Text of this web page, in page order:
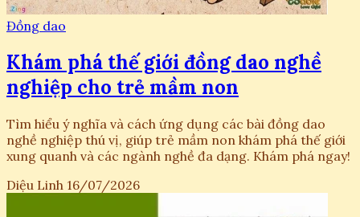
Đồng dao
Khám phá thế giới đồng dao nghề
nghiệp cho trẻ mầm non
Tìm hiểu ý nghĩa và cách ứng dụng các bài đồng dao
nghề nghiệp thú vị, giúp trẻ mầm non khám phá thế giới
xung quanh và các ngành nghề đa dạng. Khám phá ngay!
Diệu Linh 16/07/2026